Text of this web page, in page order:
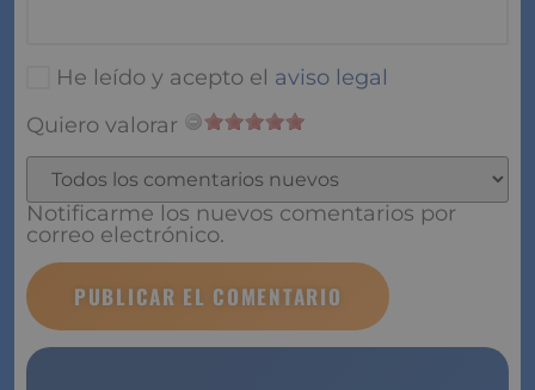
He leído y acepto el aviso legal
Quiero valorar
Notificarme los nuevos comentarios por
correo electrónico.